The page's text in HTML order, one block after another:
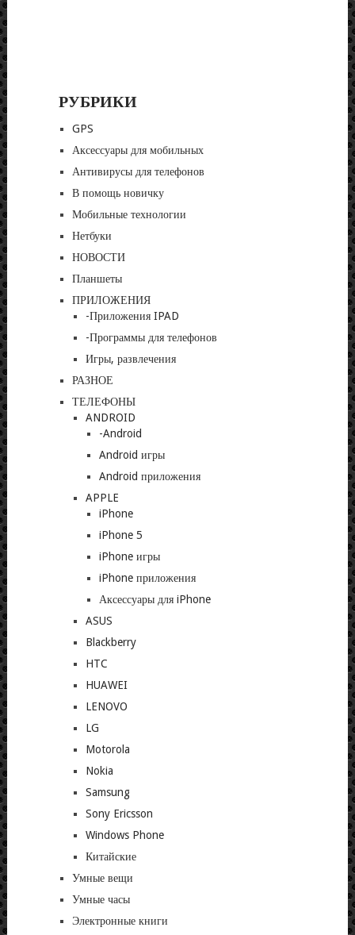
РУБРИКИ
GPS
Аксессуары для мобильных
Антивирусы для телефонов
В помощь новичку
Мобильные технологии
Нетбуки
НОВОСТИ
Планшеты
ПРИЛОЖЕНИЯ
-Приложения IPAD
-Программы для телефонов
Игры, развлечения
РАЗНОЕ
ТЕЛЕФОНЫ
ANDROID
-Android
Android игры
Android приложения
APPLE
iPhone
iPhone 5
iPhone игры
iPhone приложения
Аксессуары для iPhone
ASUS
Blackberry
HTC
HUAWEI
LENOVO
LG
Motorola
Nokia
Samsung
Sony Ericsson
Windows Phone
Китайские
Умные вещи
Умные часы
Электронные книги